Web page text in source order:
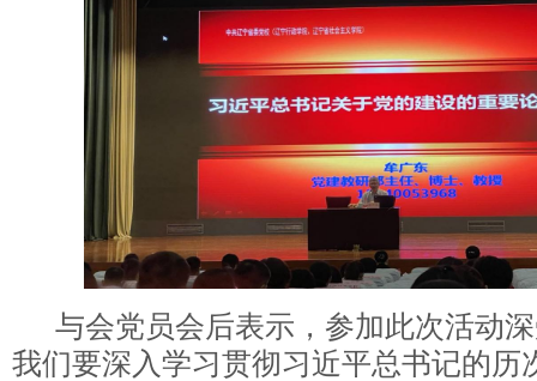
与会党员会后表示，参加此次活动
我们要深入学习贯彻习近平总书记的历